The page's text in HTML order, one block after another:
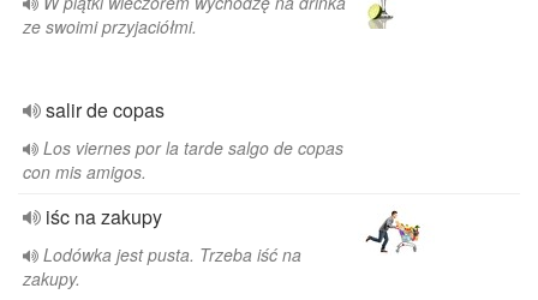
ze swoimi przyjaciółmi.
salir de copas
Los viernes por la tarde salgo de copas
con mis amigos.
iśc na zakupy
Lodówka jest pusta. Trzeba iść na
zakupy.